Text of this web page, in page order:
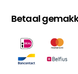
Betaal